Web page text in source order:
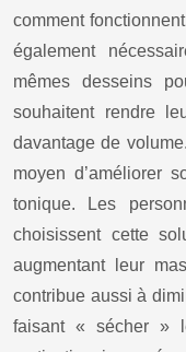
comment
également
mêmes desseins
souhaitent rendre
davantage de
moyen d’améliorer
tonique. Les
choisissent cette
augmentant leur
contribue aussi à
faisant « sécher »